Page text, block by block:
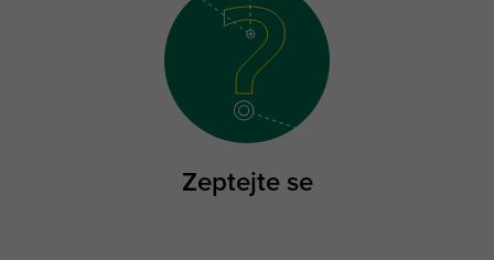
Zeptejte se